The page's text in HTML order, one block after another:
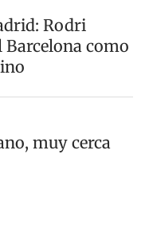
Rodri
como
muy cerca